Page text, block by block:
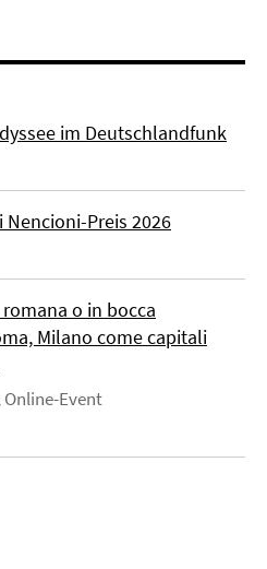
im Deutschlandfunk
Preis 2026
o in bocca
Milano come capitali
Online-Event